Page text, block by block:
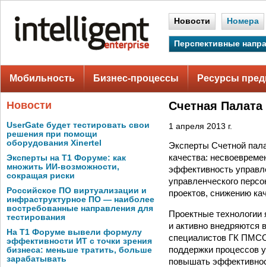
Новости Номера
Перспективные
Мобильность Бизнес-процессы Ресурсы
Новости
UserGate будет тестировать свои
решения при помощи
оборудования Xinertel
Эксперты на Т1 Форуме: как
множить ИИ-возможности,
сокращая риски
Российское ПО виртуализации и
инфраструктурное ПО — наиболее
востребованные направления для
тестирования
На Т1 Форуме вывели формулу
эффективности ИТ с точки зрения
бизнеса: меньше тратить, больше
зарабатывать
Счетная
1 апреля 2013 г.
Эксперты Счетной
качества:
эффективность
управленческого
проектов, снижению
Проектные
и активно внедряются
специалистов ГК
поддержки процессов
повышать